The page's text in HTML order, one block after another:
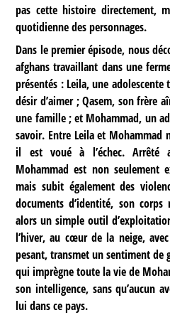
pas cette histoire directement,
quotidienne des personnages.
Dans le premier épisode, nous
afghans travaillant dans une
présentés : Leila, une
désir d’aimer ; Qasem, son frère
une famille ; et Mohammad, un
savoir. Entre Leila et Mohammad
il est voué à l’échec. Arrêté
Mohammad est non seulement
mais subit également des
documents d’identité, son
alors un simple outil
l’hiver, au cœur de la neige,
pesant, transmet un sentiment
qui imprègne toute la vie de
son intelligence, sans qu’aucun
lui dans ce pays.